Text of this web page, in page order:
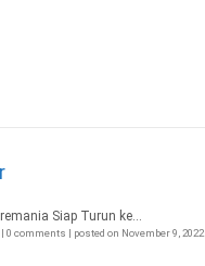
Siap Turun ke...
0 comments posted on November 9, 2022